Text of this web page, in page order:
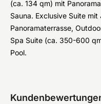
(ca. 134 qm) mit
Sauna. Exclusive Suite
Panoramaterrasse,
Spa Suite (ca. 350-600
Pool.